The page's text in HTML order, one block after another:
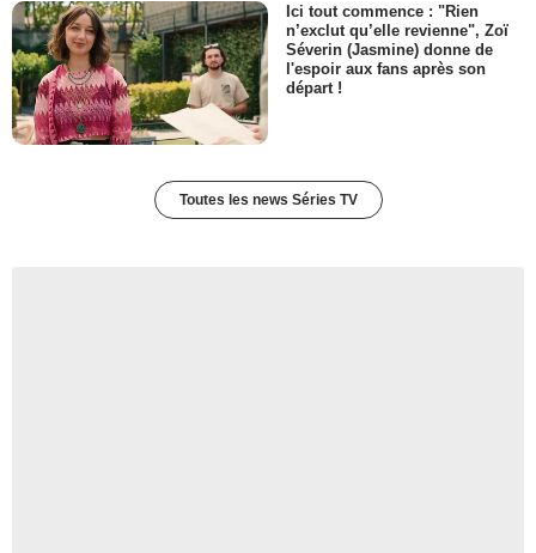
Ici tout commence : "Rien
n’exclut qu’elle revienne", Zoï
Séverin (Jasmine) donne de
l'espoir aux fans après son
départ !
Toutes les news Séries TV